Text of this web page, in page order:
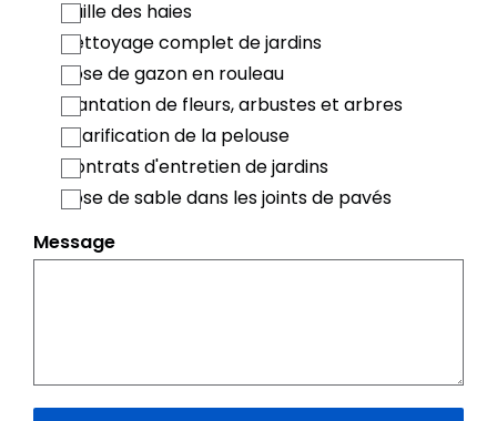
Taille des haies
Nettoyage complet de jardins
Pose de gazon en rouleau
Plantation de fleurs, arbustes et arbres
Scarification de la pelouse
Contrats d'entretien de jardins
Pose de sable dans les joints de pavés
Message